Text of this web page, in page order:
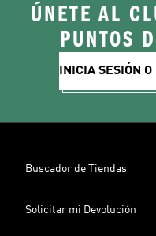
ÚNETE AL
PUNTOS
INICIA SESIÓN
Buscador de Tiendas
Solicitar mi Devolución